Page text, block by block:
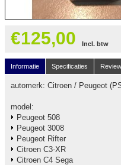
€125,00 Incl. btw
Informatie Specificaties
automerk: Citroen / Peugeot
model:
Peugeot 508
Peugeot 3008
Peugeot Rifter
Citroen C3-XR
Citroen C4 Sega